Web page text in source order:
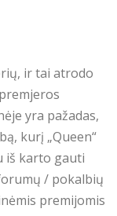
ir tai atrodo
yra pažadas,
kurį „Queen“
iš karto gauti
/ pokalbių
premijomis